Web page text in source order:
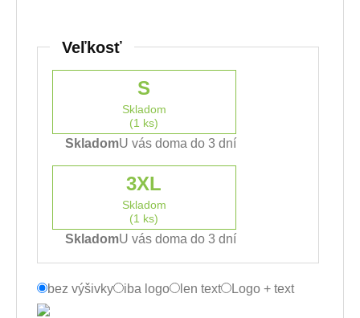
Veľkosť
S
Skladom
(1 ks)
SkladomU vás doma do 3 dní
3XL
Skladom
(1 ks)
SkladomU vás doma do 3 dní
bez výšivky iba logo len text Logo + text